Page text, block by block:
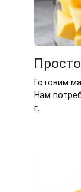
Готовим
Нам
г.